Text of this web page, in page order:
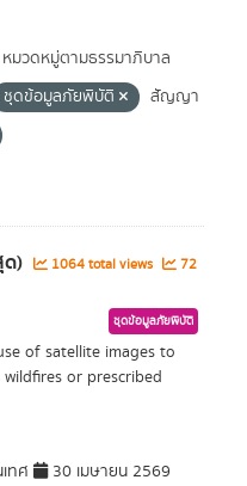
หมวดหมู่ตามธรรมาภิบาล
ชุดข้อมูลภัยพิบัติ
สัญญา
) 1064 total views
72
ชุดข้อมูลภัยพิบัติ
of satellite images to
or prescribed
ทศ 30 เมษายน 2569